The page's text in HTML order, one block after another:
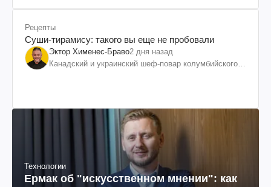
Рецепты
Суши-тирамису: такого вы еще не пробовали
Эктор Хименес-Браво2 дня назад
Канадский и украинский шеф-повар колумбийского
Технологии
Ермак об "искусственном мнении": как